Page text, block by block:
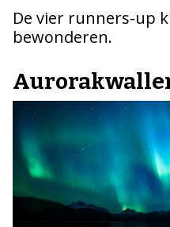
De vier runners-up
bewonderen.